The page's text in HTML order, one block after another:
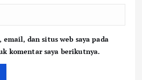
email, dan situs web saya pada
komentar saya berikutnya.